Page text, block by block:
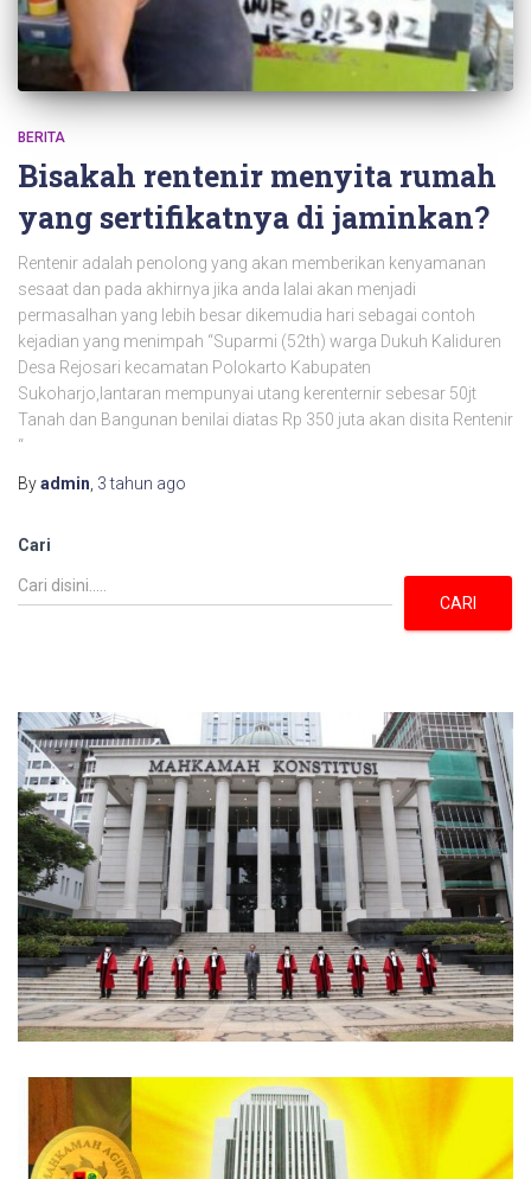
BERITA
Bisakah rentenir menyita rumah
yang sertifikatnya di jaminkan?
Rentenir adalah penolong yang akan memberikan kenyamanan
sesaat dan pada akhirnya jika anda lalai akan menjadi
permasalhan yang lebih besar dikemudia hari sebagai contoh
kejadian yang menimpah “Suparmi (52th) warga Dukuh Kaliduren
Desa Rejosari kecamatan Polokarto Kabupaten
Sukoharjo,lantaran mempunyai utang kerenternir sebesar 50jt
Tanah dan Bangunan benilai diatas Rp 350 juta akan disita Rentenir
“
Byadmin 3 tahun ago
Cari
CARI